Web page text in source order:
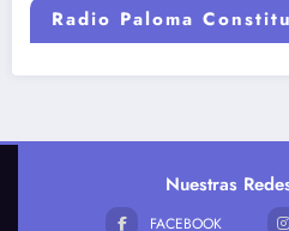
Radio Paloma
Nuestras
FACEBOOK